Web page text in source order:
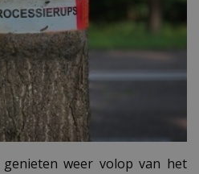
weer volop van het